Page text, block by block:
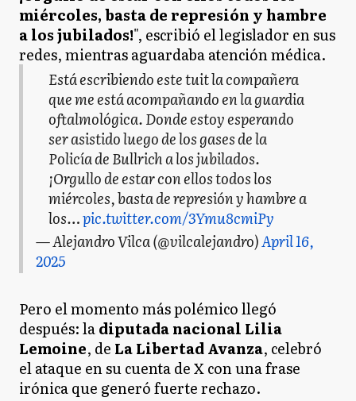
miércoles, basta de represión y hambre
a los jubilados!", escribió el legislador en sus
redes, mientras aguardaba atención médica.
Está escribiendo este tuit la compañera
que me está acompañando en la guardia
oftalmológica. Donde estoy esperando
ser asistido luego de los gases de la
Policía de Bullrich a los jubilados.
¡Orgullo de estar con ellos todos los
miércoles, basta de represión y hambre a
los…pic.twitter.com/3Ymu8cmiPy
— Alejandro Vilca (@vilcalejandro)April 16,
2025
Pero el momento más polémico llegó
después: ladiputada nacional Lilia
Lemoine, de La Libertad Avanza, celebró
el ataque en su cuenta de X con una frase
irónica que generó fuerte rechazo.